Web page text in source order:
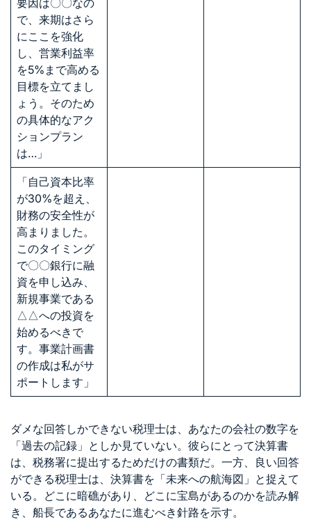
で、来期はさら
にここを強化
し、営業利益率
を5%まで高める
目標を立てまし
ょう。そのため
の具体的なアク
ションプラン
は…」
「自己資本比率
が30%を超え、
財務の安全性が
高まりました。
このタイミング
で〇〇銀行に融
資を申し込み、
新規事業である
△△への投資を
始めるべきで
す。事業計画書
の作成は私がサ
ポートします」
ダメな回答しかできない税理士は、あなたの会社の数字を
「過去の記録」としか見ていない。彼らにとって決算書
は、税務署に提出するためだけの書類だ。一方、良い回答
ができる税理士は、決算書を「未来への航海図」と捉えて
いる。どこに暗礁があり、どこに宝島があるのかを読み解
き、船長であるあなたに進むべき針路を示す。